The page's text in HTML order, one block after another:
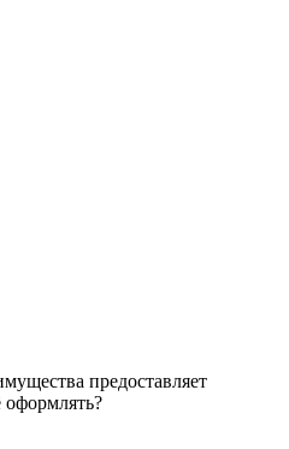
предоставляет
оформлять?